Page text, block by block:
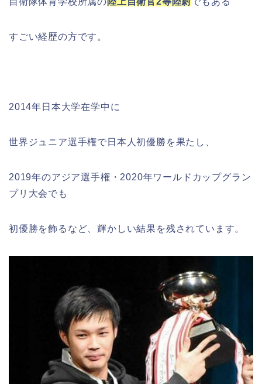
すごい経歴の方です。
2014年日本大学在学中に
世界ジュニア選手権で日本人初優勝を果たし、
2019年のアジア選手権・2020年ワールドカップグラン
プリ大会でも
初優勝を飾るなど、輝かしい結果を残されています。